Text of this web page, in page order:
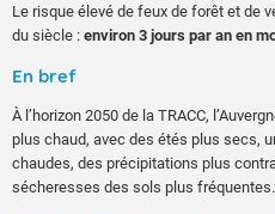
Le risque élevé de feux de forêt et de
du siècle : environ 3 jours par an en
En bref
À l’horizon 2050 de la TRACC,
plus chaud, avec des étés plus secs,
chaudes, des précipitations plus
sécheresses des sols plus fréquentes.